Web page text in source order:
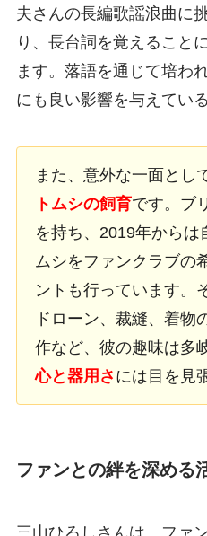
夫さんの長編歌謡浪曲に
り、長台詞を覚えること
ます。落語を通じて培わ
にも良い影響を与えてい
また、意外な一面とし
トムシの飼育です。ブ
を持ち、2019年からは
ムシをファンクラブの
ントも行っています。
ドローン、裁縫、着物
作など、彼の趣味は多
心と器用さ には目を見
ファンとの絆を深める
三山ひろしさんは、ファ